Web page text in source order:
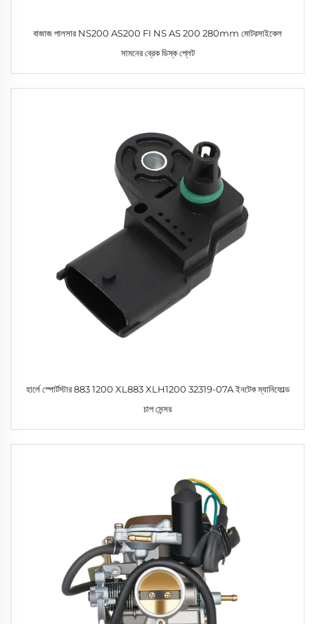
বাজাজ পালসার NS200 AS200 FI NS AS 200 280mm মোটরসাইকেল
সামনের ব্রেক ডিস্ক প্লেট
হার্লে স্পোর্টস্টার 883 1200 XL883 XLH1200 32319-07A ইনটেক ম্যানিফোল্ড
চাপ সেন্সর